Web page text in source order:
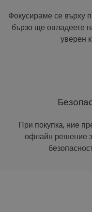
Фокусираме се върху
бързо ще овладеете
уверен
При покупка, ние
офлайн решение